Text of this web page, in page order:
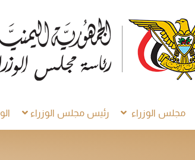
مجلس الوزراء رئيس مجلس الوزراء